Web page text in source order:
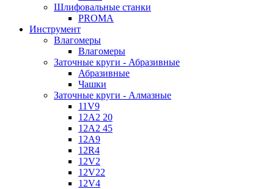
Шлифовальные станки
PROMA
Инструмент
Влагомеры
Влагомеры
Заточные круги - Абразивные
Абразивные
Чашки
Заточные круги - Алмазные
11V9
12A2 20
12A2 45
12A9
12R4
12V2
12V22
12V4